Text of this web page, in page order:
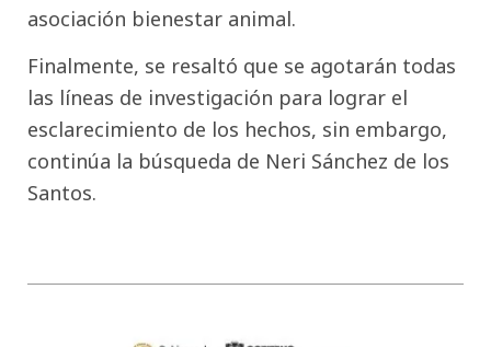
asociación bienestar animal.
Finalmente, se resaltó que se agotarán todas
las líneas de investigación para lograr el
esclarecimiento de los hechos, sin embargo,
continúa la búsqueda de Neri Sánchez de los
Santos.